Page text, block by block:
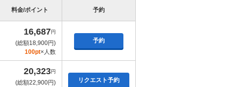
料金/ポイント 予約
16,687円
(総額18,900円)
100pt×人数
予約
20,323円
(総額22,900円)
リクエスト予約